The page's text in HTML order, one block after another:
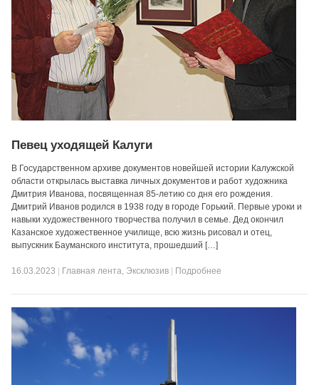
Певец уходящей Калуги
В Государственном архиве документов новейшей истории Калужской
области открылась выставка личных документов и работ художника
Дмитрия Иванова, посвященная 85-летию со дня его рождения.
Дмитрий Иванов родился в 1938 году в городе Горький. Первые уроки и
навыки художественного творчества получил в семье. Дед окончил
Казанское художественное училище, всю жизнь рисовал и отец,
выпускник Бауманского института, прошедший […]
16.03.2023 Главная лента, Эксклюзив Подробнее